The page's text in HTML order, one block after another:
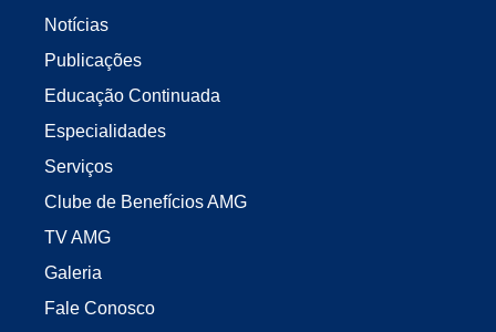
Notícias
Publicações
Educação Continuada
Especialidades
Serviços
Clube de Benefícios AMG
TV AMG
Galeria
Fale Conosco